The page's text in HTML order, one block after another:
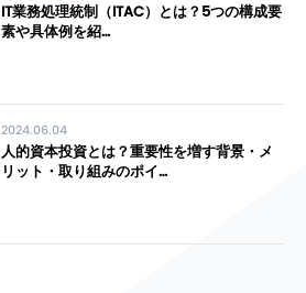
IT業務処理統制（ITAC）とは？5つの構成要
素や具体例を紹…
2024.06.04
人的資本投資とは？重要性を増す背景・メ
リット・取り組みのポイ…